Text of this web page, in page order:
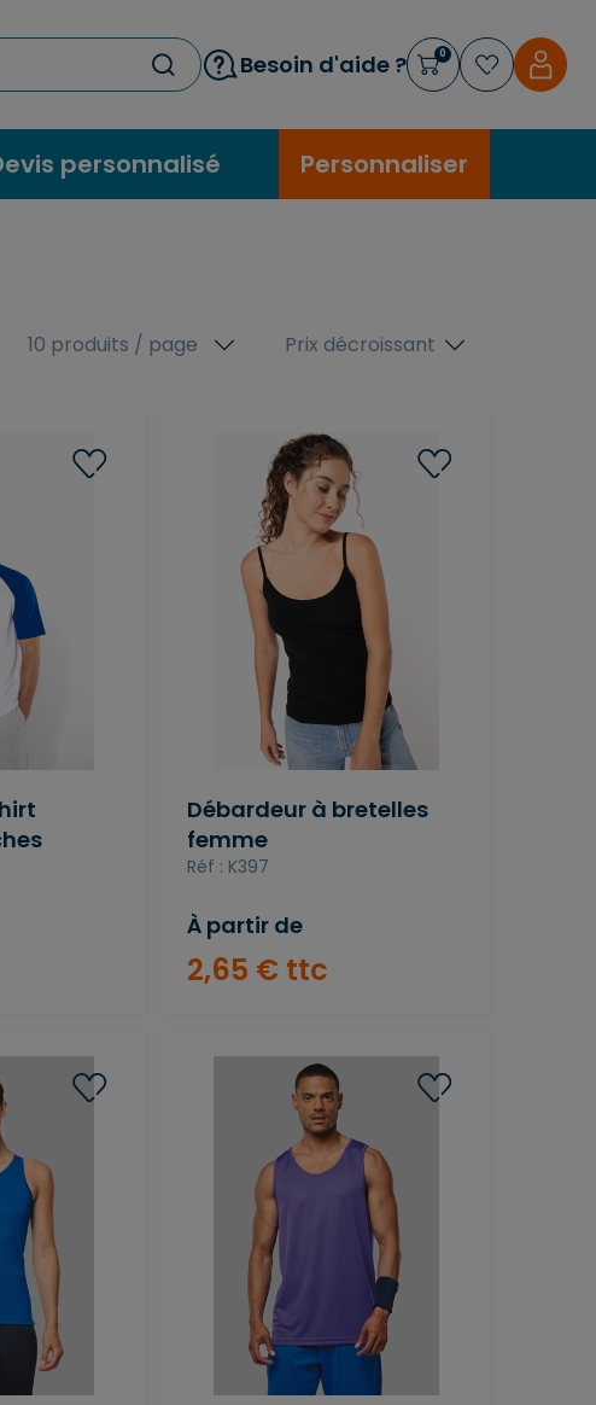
Besoin d'aide ? 0
personnalisé Personnaliser
Débardeur à bretelles
femme
Réf : K397
À partir de
2,65 € ttc